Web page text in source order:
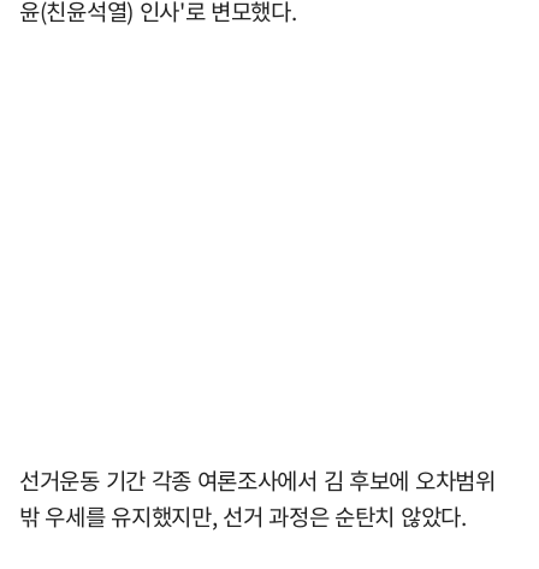
윤(친윤석열) 인사'로 변모했다.
선거운동 기간 각종 여론조사에서 김 후보에 오차범위
밖 우세를 유지했지만, 선거 과정은 순탄치 않았다.